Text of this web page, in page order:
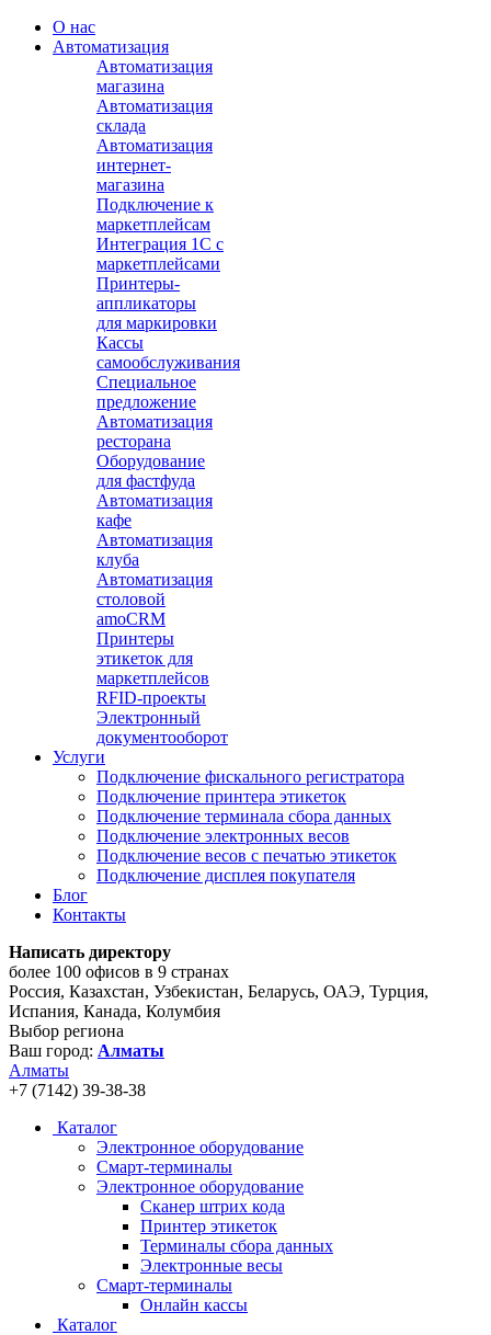
О нас
Автоматизация
Автоматизация
магазина
Автоматизация
склада
Автоматизация
интернет-
магазина
Подключение к
маркетплейсам
Интеграция 1С с
маркетплейсами
Принтеры-
аппликаторы
для маркировки
Кассы
самообслуживания
Специальное
предложение
Автоматизация
ресторана
Оборудование
для фастфуда
Автоматизация
кафе
Автоматизация
клуба
Автоматизация
столовой
amoCRM
Принтеры
этикеток для
маркетплейсов
RFID-проекты
Электронный
документооборот
Услуги
Подключение фискального регистратора
Подключение принтера этикеток
Подключение терминала сбора данных
Подключение электронных весов
Подключение весов с печатью этикеток
Подключение дисплея покупателя
Блог
Контакты
Написать директору
более 100 офисов в 9 странах
Россия, Казахстан, Узбекистан, Беларусь, ОАЭ, Турция,
Испания, Канада, Колумбия
Выбор региона
Ваш город: Алматы
Алматы
+7 (7142) 39-38-38
Каталог
Электронное оборудование
Смарт-терминалы
Электронное оборудование
Сканер штрих кода
Принтер этикеток
Терминалы сбора данных
Электронные весы
Смарт-терминалы
Онлайн кассы
Каталог